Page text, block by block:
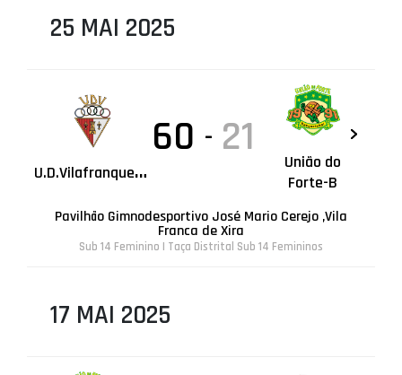
25 MAI 2025
U
.D.Vilafranquense
60 - 21
União do
Forte-B
Pavilhão Gimnodesportivo José Mario Cerejo ,Vila
Franca de Xira
Sub 14 Feminino | Taça Distrital Sub 14 Femininos
17 MAI 2025